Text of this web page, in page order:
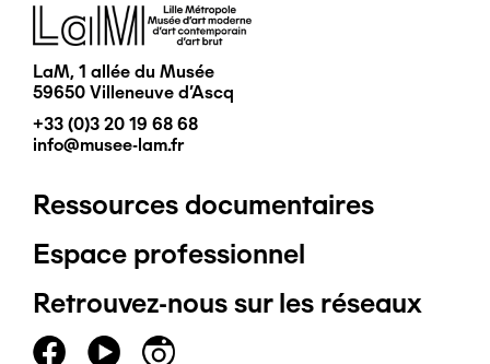
Image
LaM, 1 allée du Musée
59650 Villeneuve d'Ascq
+33 (0)3 20 19 68 68
info@musee-lam.fr
Pied
de
page
Ressources documentaires
Espace professionnel
Retrouvez-nous sur les réseaux